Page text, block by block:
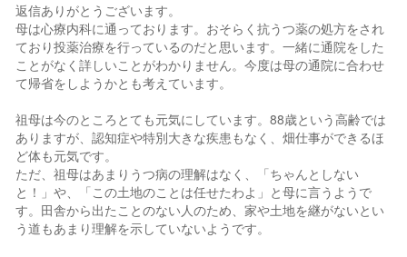
返信ありがとうございます。
母は心療内科に通っております。おそらく抗うつ薬の処方をされ
ており投薬治療を行っているのだと思います。一緒に通院をした
ことがなく詳しいことがわかりません。今度は母の通院に合わせ
て帰省をしようかとも考えています。
祖母は今のところとても元気にしています。88歳という高齢では
ありますが、認知症や特別大きな疾患もなく、畑仕事ができるほ
ど体も元気です。
ただ、祖母はあまりうつ病の理解はなく、「ちゃんとしない
と！」や、「この土地のことは任せたわよ」と母に言うようで
す。田舎から出たことのない人のため、家や土地を継がないとい
う道もあまり理解を示していないようです。